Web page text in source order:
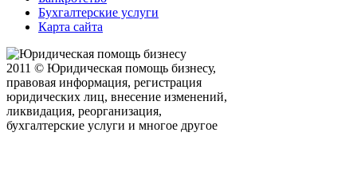
Бухгалтерские услуги
Карта сайта
2011 © Юридическая помощь бизнесу,
правовая информация, регистрация
юридических лиц, внесение изменений,
ликвидация, реорганизация,
бухгалтерские услуги и многое другое